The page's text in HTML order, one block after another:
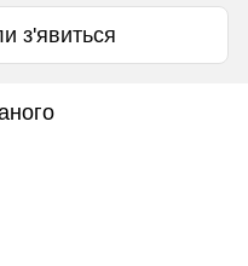
з'явиться